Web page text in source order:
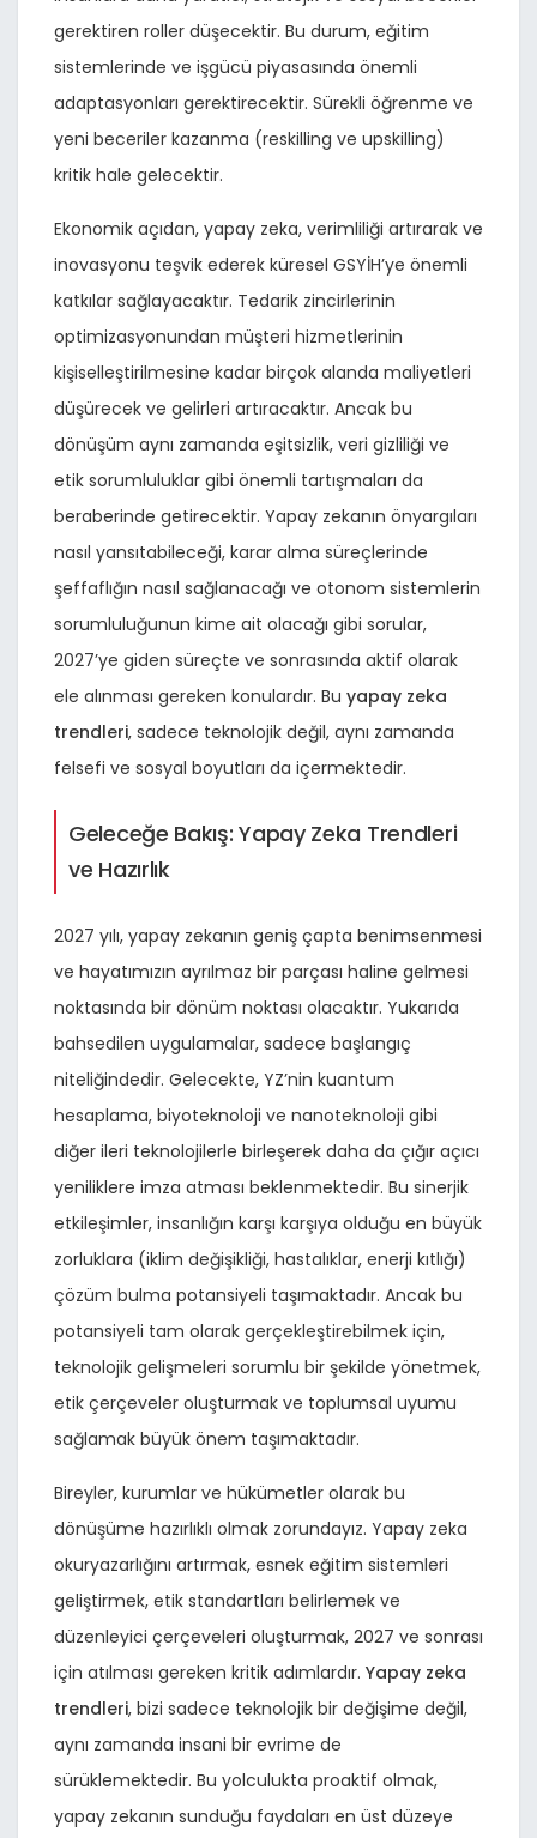
gerektiren roller düşecektir. Bu durum, eğitim
sistemlerinde ve işgücü piyasasında önemli
adaptasyonları gerektirecektir. Sürekli öğrenme ve
yeni beceriler kazanma (reskilling ve upskilling)
kritik hale gelecektir.
Ekonomik açıdan, yapay zeka, verimliliği artırarak ve
inovasyonu teşvik ederek küresel GSYİH’ye önemli
katkılar sağlayacaktır. Tedarik zincirlerinin
optimizasyonundan müşteri hizmetlerinin
kişiselleştirilmesine kadar birçok alanda maliyetleri
düşürecek ve gelirleri artıracaktır. Ancak bu
dönüşüm aynı zamanda eşitsizlik, veri gizliliği ve
etik sorumluluklar gibi önemli tartışmaları da
beraberinde getirecektir. Yapay zekanın önyargıları
nasıl yansıtabileceği, karar alma süreçlerinde
şeffaflığın nasıl sağlanacağı ve otonom sistemlerin
sorumluluğunun kime ait olacağı gibi sorular,
2027’ye giden süreçte ve sonrasında aktif olarak
ele alınması gereken konulardır. Bu yapay zeka
trendleri, sadece teknolojik değil, aynı zamanda
felsefi ve sosyal boyutları da içermektedir.
Geleceğe Bakış: Yapay Zeka Trendleri
ve Hazırlık
2027 yılı, yapay zekanın geniş çapta benimsenmesi
ve hayatımızın ayrılmaz bir parçası haline gelmesi
noktasında bir dönüm noktası olacaktır. Yukarıda
bahsedilen uygulamalar, sadece başlangıç
niteliğindedir. Gelecekte, YZ’nin kuantum
hesaplama, biyoteknoloji ve nanoteknoloji gibi
diğer ileri teknolojilerle birleşerek daha da çığır açıcı
yeniliklere imza atması beklenmektedir. Bu sinerjik
etkileşimler, insanlığın karşı karşıya olduğu en büyük
zorluklara (iklim değişikliği, hastalıklar, enerji kıtlığı)
çözüm bulma potansiyeli taşımaktadır. Ancak bu
potansiyeli tam olarak gerçekleştirebilmek için,
teknolojik gelişmeleri sorumlu bir şekilde yönetmek,
etik çerçeveler oluşturmak ve toplumsal uyumu
sağlamak büyük önem taşımaktadır.
Bireyler, kurumlar ve hükümetler olarak bu
dönüşüme hazırlıklı olmak zorundayız. Yapay zeka
okuryazarlığını artırmak, esnek eğitim sistemleri
geliştirmek, etik standartları belirlemek ve
düzenleyici çerçeveleri oluşturmak, 2027 ve sonrası
için atılması gereken kritik adımlardır. Yapay zeka
trendleri, bizi sadece teknolojik bir değişime değil,
aynı zamanda insani bir evrime de
sürüklemektedir. Bu yolculukta proaktif olmak,
yapay zekanın sunduğu faydaları en üst düzeye